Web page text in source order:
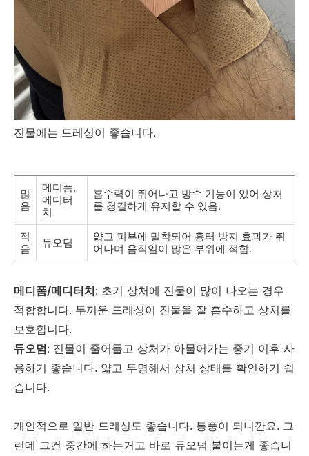
진물에는 드레싱이 좋습니다.
많
음
메디폼,
메디터
치
흡수력이 뛰어나고 방수 기능이 있어 상처
를 청결하게 유지할 수 있음.
적
음
듀오덤
얇고 피부에 밀착되어 흉터 방지 효과가 뛰
어나며 움직임이 많은 부위에 적합.
메디폼/메디터치: 초기 상처에 진물이 많이 나오는 경우
적합합니다. 두꺼운 드레싱이 진물을 잘 흡수하고 상처를
보호합니다.
듀오덤: 진물이 줄어들고 상처가 아물어가는 중기 이후 사
용하기 좋습니다. 얇고 투명해서 상처 상태를 확인하기 쉽
습니다.
개인적으로 일반 드레싱도 좋습니다. 통풍이 되니깐요. 그
런데 그건 중간에 하는거고 바로 듀오덤 붙이는게 좋습니